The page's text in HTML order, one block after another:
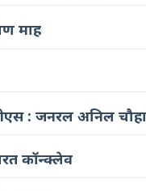
माह
: जनरल अनिल
कॉन्क्लेव